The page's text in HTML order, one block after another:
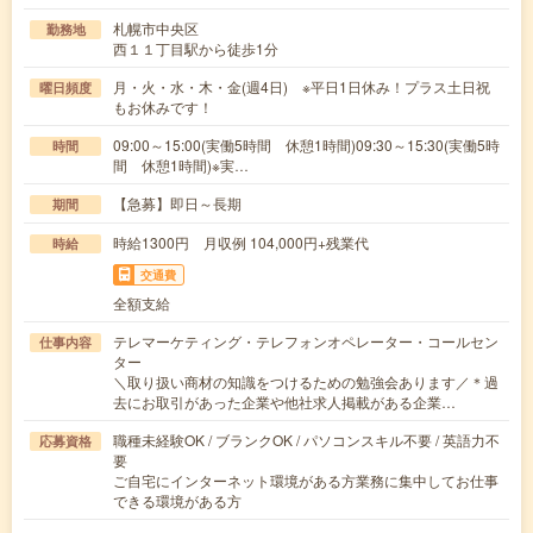
勤務地
札幌市中央区
西１１丁目駅から徒歩1分
曜日頻度
月・火・水・木・金(週4日) ※平日1日休み！プラス土日祝
もお休みです！
時間
09:00～15:00(実働5時間 休憩1時間)09:30～15:30(実働5時
間 休憩1時間)※実…
期間 【急募】即日～長期
時給 時給1300円 月収例 104,000円+残業代
交通費
全額支給
仕事内容
テレマーケティング・テレフォンオペレーター・コールセン
ター
＼取り扱い商材の知識をつけるための勉強会あります／＊過
去にお取引があった企業や他社求人掲載がある企業…
応募資格
職種未経験OK / ブランクOK / パソコンスキル不要 / 英語力不
要
ご自宅にインターネット環境がある方業務に集中してお仕事
できる環境がある方